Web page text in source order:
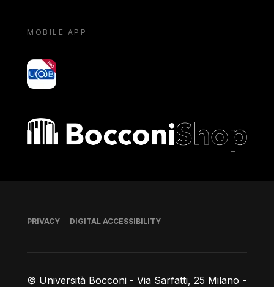
MOBILE APP
yoU@B
Bocconi shop
© Università Bocconi - Via Sarfatti, 25 Milano -
Footer
PRIVACY DIGITAL ACCESSIBILITY